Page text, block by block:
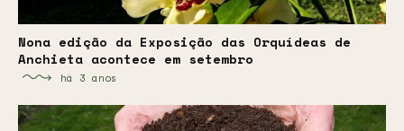
Nona edição da Exposição das Orquídeas de
Anchieta acontece em setembro
há 3 anos